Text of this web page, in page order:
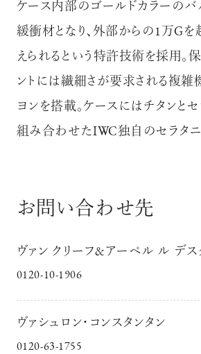
ケース内部のゴールドカラーの
緩衝材となり、外部からの1万Gを
えられるという特許技術を採用。
ントには繊細さが要求される複雑
ヨンを搭載。ケースにはチタンと
組み合わせたIWC独自のセラタニ
お問い合わせ先
ヴァン クリーフ&アーペル ル デス
0120-10-1906
ヴァシュロン・コンスタンタン
0120-63-1755